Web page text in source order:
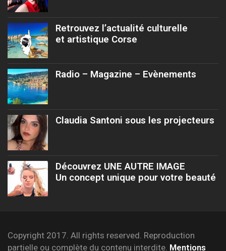
Retrouvez l’actualité culturelle
et artistique Corse
Radio – Magazine – Evènements
Claudia Santoni sous les projecteurs
Découvrez UNE AUTRE IMAGE
Un concept unique pour votre beauté
Copyright 2017. All rights reserved. Reproduction
partielle ou complète du contenu interdite. Mentions